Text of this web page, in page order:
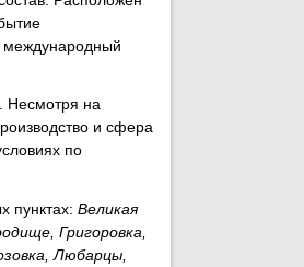
международный
Несмотря на
и сфера
по
пунктах: Великая
Григоровка,
Любарцы,